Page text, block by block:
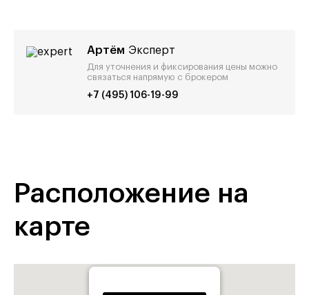
Артём Эксперт
Для уточнения и фиксирования цены можно
связаться напрямую с брокером
+7 (495) 106-19-99
Расположение на
карте